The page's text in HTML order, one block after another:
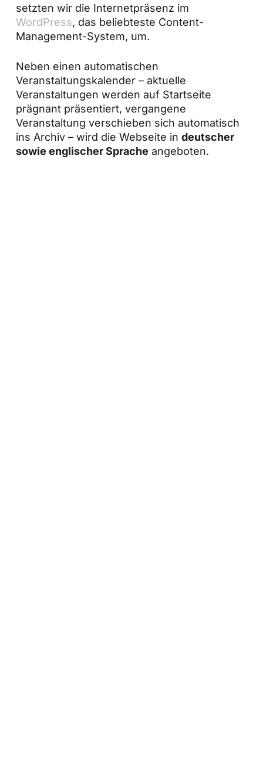
setzten wir die Internetpräsenz im
WordPress, das beliebteste Content-
Management-System, um.
Neben einen automatischen
Veranstaltungskalender – aktuelle
Veranstaltungen werden auf Startseite
prägnant präsentiert, vergangene
Veranstaltung verschieben sich automatisch
ins Archiv – wird die Webseite indeutscher
sowie englischer Sprache angeboten.